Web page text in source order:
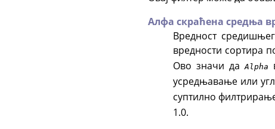
Алфа скраћена средња
Вредност
вредности сортира
Ово значи даAlpha
усредњавање или
суптилно
1.0.